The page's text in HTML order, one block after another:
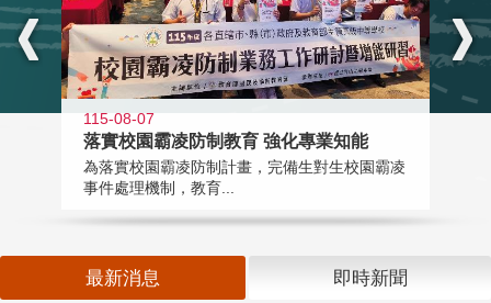
115-08-07
落實校園霸凌防制教育 強化專業知能
為落實校園霸凌防制計畫，完備生對生校園霸凌
事件處理機制，教育...
最新消息 即時新聞